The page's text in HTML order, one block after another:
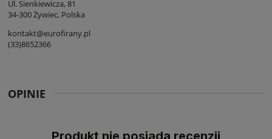
Ul. Sienkiewicza, 81
34-300 Żywiec, Polska
kontakt@eurofirany.pl
(33)8652366
OPINIE